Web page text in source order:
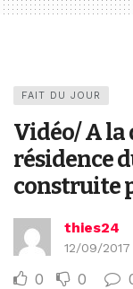
FAIT DU JOUR
Vidéo/ A la
résidence
construite
thies24
12/09/2017
0 0